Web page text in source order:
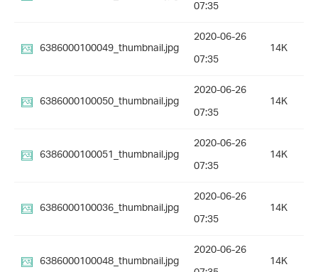
07:35
6386000100049_thumbnail.jpg
2020-06-26
07:35
14K
6386000100050_thumbnail.jpg
2020-06-26
07:35
14K
6386000100051_thumbnail.jpg
2020-06-26
07:35
14K
6386000100036_thumbnail.jpg
2020-06-26
07:35
14K
6386000100048_thumbnail.jpg
2020-06-26
14K